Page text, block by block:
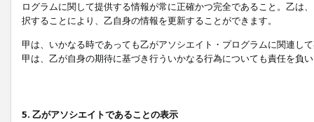
ログラムに関して提供する情報が常に正確かつ完全であること。乙は
択することにより、乙自身の情報を更新することができます。
甲は、いかなる時であっても乙がアソシエイト・プログラムに関連し
甲は、乙が自身の期待に基づき行ういかなる行為についても責任を負
5. 乙がアソシエイトであることの表示